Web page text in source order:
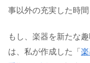
事以外の充実した時
もし、楽器を新たな
は、私が作成した「